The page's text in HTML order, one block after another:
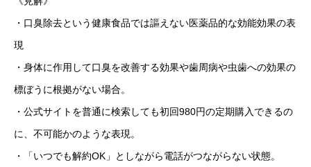
・口臭除去という健康食品では謳えない医薬品的な効能効果の表
現
・身体に作用して口臭を改善する効果や歯周病や虫歯への効果の
標ぼうに根拠がない場合。
・公式サイトを普通に検索しても初回980円の定期購入できるの
に、不可能かのような表現。
・「いつでも解約OK」としながら電話がつながらない状態。